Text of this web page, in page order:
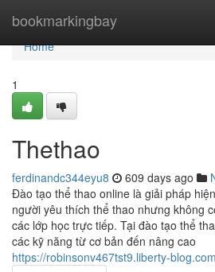
bookmarkingbay
Home
Home
1
Thethao
ferdinandc344eyu8 609 days ago
Đào tạo thể thao online là giải pháp
người yêu thích thể thao nhưng không
các lớp học trực tiếp. Tại đào tạo thể
các kỹ năng từ cơ bản đến nâng cao
https://robinsonv467tst9.liberty-